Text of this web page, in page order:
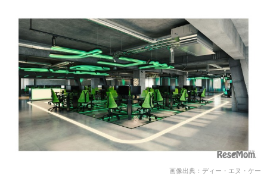
画像出典：ディー・エヌ・ケー